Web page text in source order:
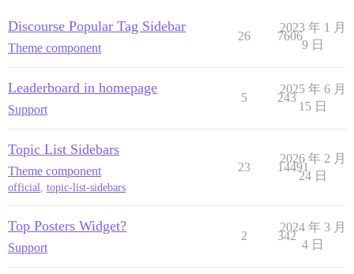
Discourse Popular Tag Sidebar
Theme component
26 7606
2023 年 1 月
9 日
Leaderboard in homepage
Support
5 243
2025 年 6 月
15 日
Topic List Sidebars
Theme component
official, topic-list-sidebars
23 14491
2026 年 2 月
24 日
Top Posters Widget?
Support
2 342
2024 年 3 月
4 日